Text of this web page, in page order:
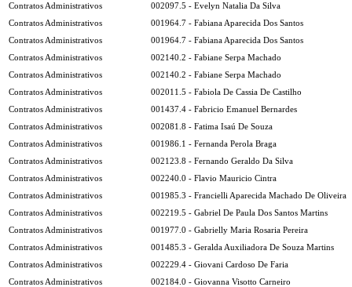
Contratos Administrativos
002097.5 - Evelyn Natalia Da Silva
Contratos Administrativos
001964.7 - Fabiana Aparecida Dos Santos
Contratos Administrativos
001964.7 - Fabiana Aparecida Dos Santos
Contratos Administrativos
002140.2 - Fabiane Serpa Machado
Contratos Administrativos
002140.2 - Fabiane Serpa Machado
Contratos Administrativos
002011.5 - Fabiola De Cassia De Castilho
Contratos Administrativos
001437.4 - Fabricio Emanuel Bernardes
Contratos Administrativos
002081.8 - Fatima Isaú De Souza
Contratos Administrativos
001986.1 - Fernanda Perola Braga
Contratos Administrativos
002123.8 - Fernando Geraldo Da Silva
Contratos Administrativos
002240.0 - Flavio Mauricio Cintra
Contratos Administrativos
001985.3 - Francielli Aparecida Machado De Oliveira
Contratos Administrativos
002219.5 - Gabriel De Paula Dos Santos Martins
Contratos Administrativos
001977.0 - Gabrielly Maria Rosaria Pereira
Contratos Administrativos
001485.3 - Geralda Auxiliadora De Souza Martins
Contratos Administrativos
002229.4 - Giovani Cardoso De Faria
Contratos Administrativos
002184.0 - Giovanna Visotto Carneiro